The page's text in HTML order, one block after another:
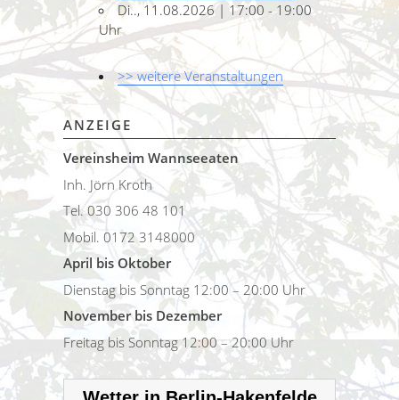
Di.., 11.08.2026 | 17:00 - 19:00
Uhr
>> weitere Veranstaltungen
ANZEIGE
Vereinsheim Wannseeaten
Inh. Jörn Kroth
Tel. 030 306 48 101
Mobil. 0172 3148000
April bis Oktober
Dienstag bis Sonntag 12:00 – 20:00 Uhr
November bis Dezember
Freitag bis Sonntag 12:00 – 20:00 Uhr